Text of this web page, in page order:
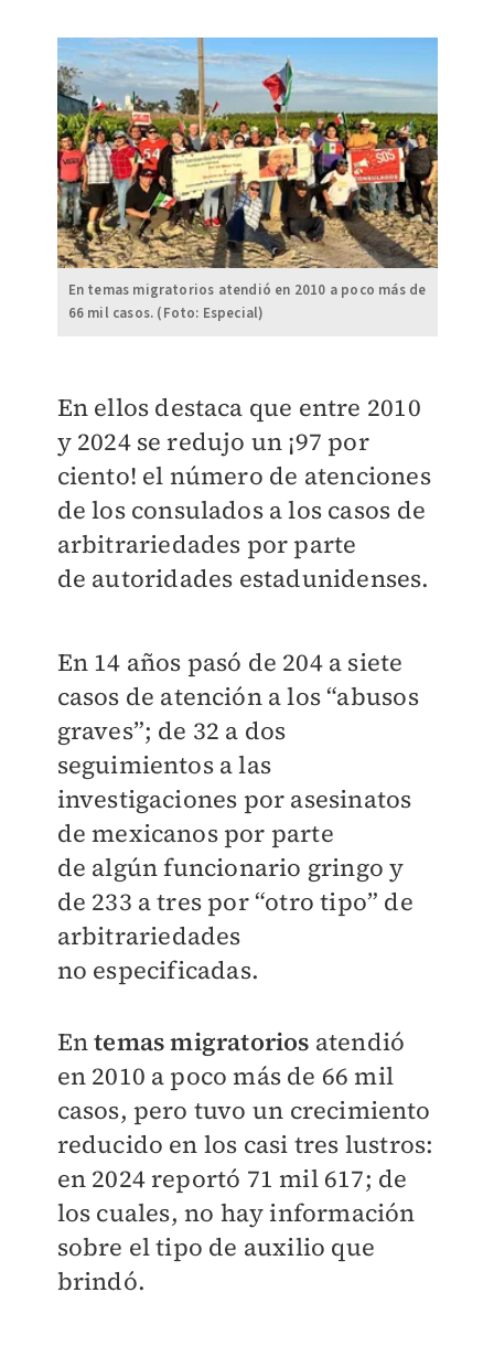
En temas migratorios atendió en 2010 a poco más de
66 mil casos. (Foto: Especial)
En ellos destaca que entre 2010
y 2024 se redujo un ¡97 por
ciento! el número de atenciones
de los consulados a los casos de
arbitrariedades por parte
de autoridades estadunidenses.
En 14 años pasó de 204 a siete
casos de atención a los “abusos
graves”; de 32 a dos
seguimientos a las
investigaciones por asesinatos
de mexicanos por parte
de algún funcionario gringo y
de 233 a tres por “otro tipo” de
arbitrariedades
no especificadas.
Entemas migratorios atendió
en 2010 a poco más de 66 mil
casos, pero tuvo un crecimiento
reducido en los casi tres lustros:
en 2024 reportó 71 mil 617; de
los cuales, no hay información
sobre el tipo de auxilio que
brindó.